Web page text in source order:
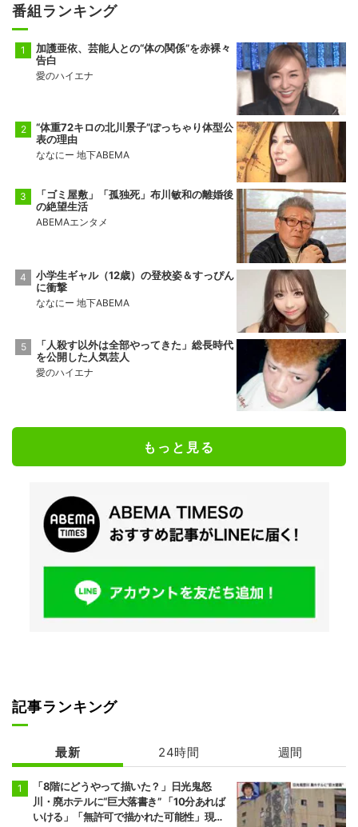
番組ランキング
加護亜依、芸能人との“体の関係”を赤裸々
告白
愛のハイエナ
“体重72キロの北川景子”ぽっちゃり体型公
表の理由
ななにー 地下ABEMA
「ゴミ屋敷」「孤独死」布川敏和の離婚後
の絶望生活
ABEMAエンタメ
小学生ギャル（12歳）の登校姿＆すっぴん
に衝撃
ななにー 地下ABEMA
「人殺す以外は全部やってきた」総長時代
を公開した人気芸人
愛のハイエナ
もっと見る
記事ランキング
最新 24時間 週間
「8階にどうやって描いた？」日光鬼怒
川・廃ホテルに“巨大落書き” 「10分あれば
いける」「無許可で描かれた可能性」現役